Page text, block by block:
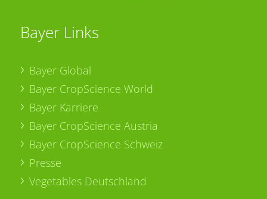
Bayer Links
Bayer Global
Bayer CropScience World
Bayer Karriere
Bayer CropScience Austria
Bayer CropScience Schweiz
Presse
Vegetables Deutschland